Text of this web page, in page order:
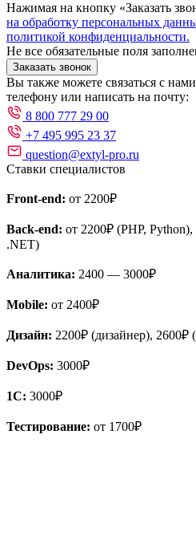
Нажимая на кнопку «Заказать
на обработку персональных
политикой конфиденциальности.
Не все обязательные поля
Заказать звонок
Вы также можете связаться с
телефону или написать на почту:
8 800 777 29 00
+7 495 995 23 37
question@extyl-pro.ru
Ставки специалистов
Front-end: от 2200₽
Back-end: от 2200₽ (PHP,
.NET)
Аналитика: 2400 — 3000₽
Mobile: от 2400₽
Дизайн: 2200₽ (дизайнер), 2600₽
DevOps: 3000₽
1С: 3000₽
Тестирование: от 1700₽